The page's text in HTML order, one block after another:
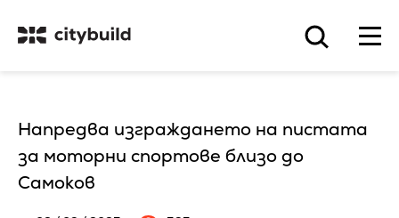
Напредва изграждането на пистата
за моторни спортове близо до
Самоков